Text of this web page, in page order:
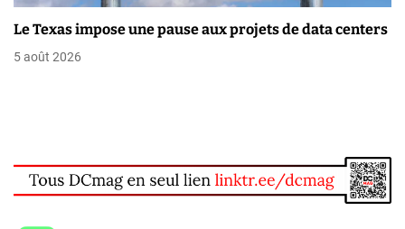
Le Texas impose une pause aux projets de data centers
5 août 2026